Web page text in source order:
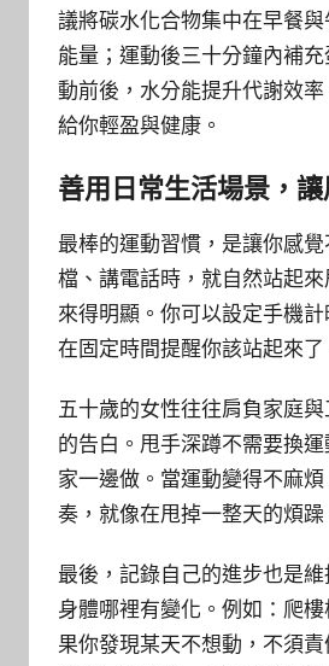
議將碳水化合物集中在早餐
能量；運動後三十分鐘內補
動前後，水分能提升代謝效
給你輕盈與健康。
善用日常生活場景，
最棒的運動習慣，是讓你感
檔、講電話時，就自然站起
來得明顯。你可以設定手機
在固定時間提醒你該站起來了
五十歲的女性往往肩負家庭
的告白。甩手深蹲不需要換
家一邊做。當運動變得不麻
奏，就像在甩掉一整天的煩躁
最後，記錄自己的進步也是
身體哪裡有變化。例如：爬
果你發現某天不想動，不須